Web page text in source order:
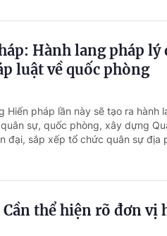
Hành lang pháp
luật về quốc phòng
Hiến pháp lần này sẽ tạo ra hành
sự, quốc phòng, xây dựng
đại, sắp xếp tổ chức quân sự địa
Cần thể hiện rõ đơn vị